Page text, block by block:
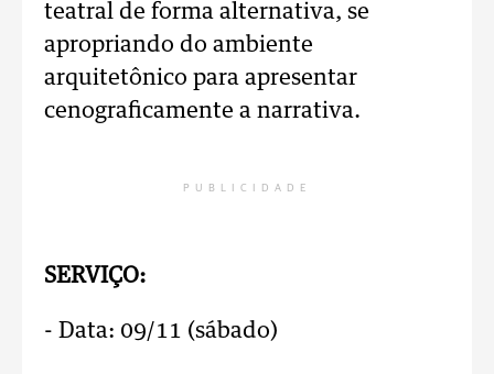
teatral de forma alternativa, se
apropriando do ambiente
arquitetônico para apresentar
cenograficamente a narrativa.
PUBLICIDADE
SERVIÇO:
- Data: 09/11 (sábado)